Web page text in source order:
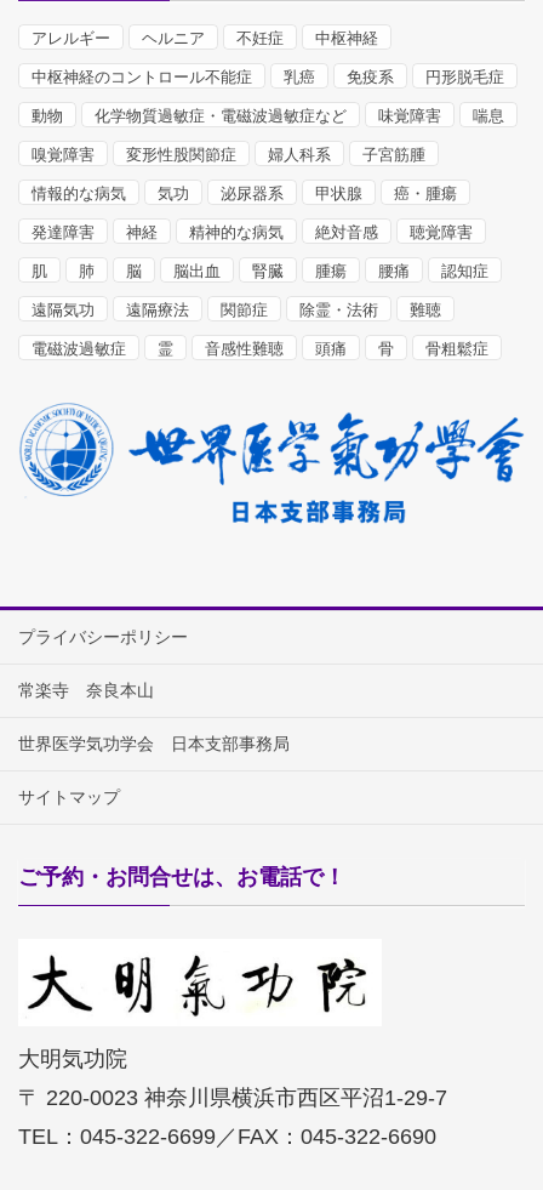
アレルギー ヘルニア 不妊症 中枢神経
中枢神経のコントロール不能症 乳癌 免疫系 円形脱毛症
動物 化学物質過敏症・電磁波過敏症など 味覚障害 喘息
嗅覚障害 変形性股関節症 婦人科系 子宮筋腫
情報的な病気 気功 泌尿器系 甲状腺 癌・腫瘍
発達障害 神経 精神的な病気 絶対音感 聴覚障害
肌 肺 脳 脳出血 腎臓 腫瘍 腰痛 認知症
遠隔気功 遠隔療法 関節症 除霊・法術 難聴
電磁波過敏症 霊 音感性難聴 頭痛 骨 骨粗鬆症
プライバシーポリシー
常楽寺 奈良本山
世界医学気功学会 日本支部事務局
サイトマップ
ご予約・お問合せは、お電話で！
大明気功院
〒 220-0023 神奈川県横浜市西区平沼1-29-7
TEL：045-322-6699／FAX：045-322-6690